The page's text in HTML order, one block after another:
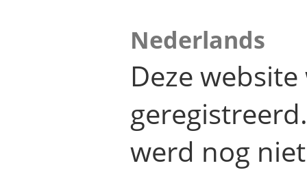
Nederlands
Deze
werd nog